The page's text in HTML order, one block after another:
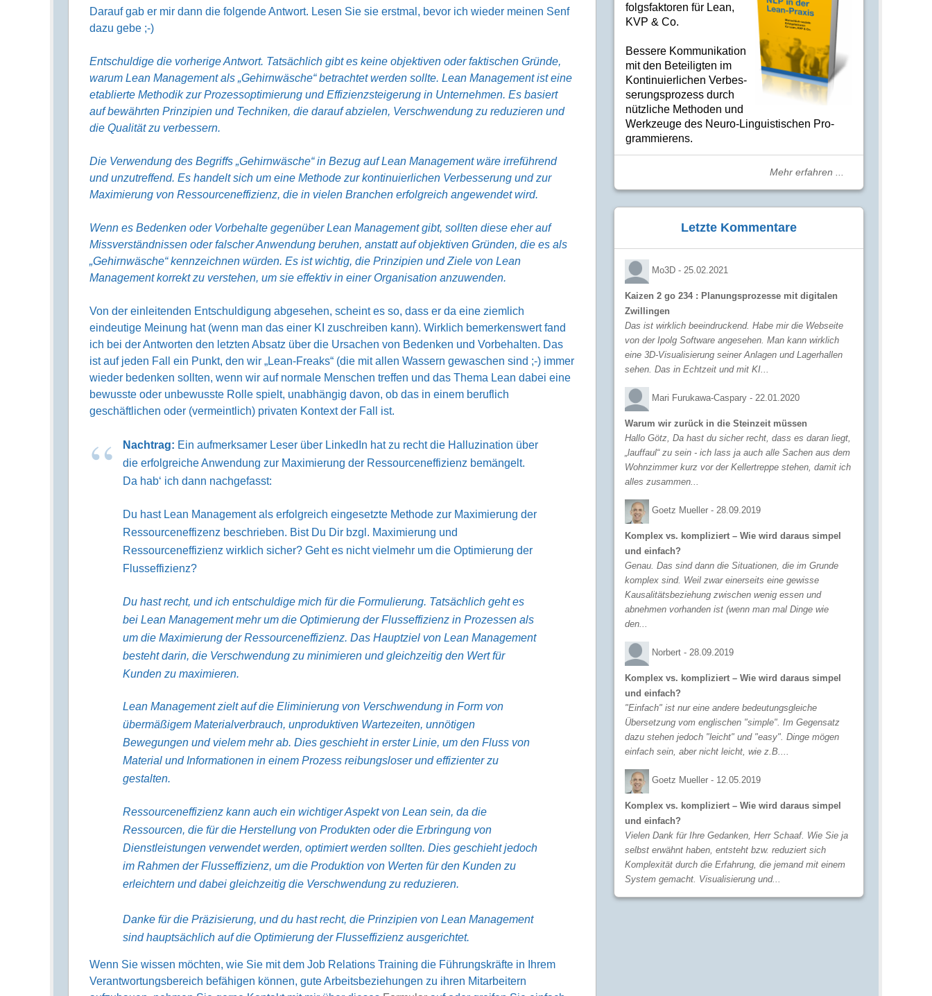
Darauf gab er mir dann die folgende Antwort. Lesen Sie sie erstmal, bevor ich wieder meinen Senf
dazu gebe ;-)
Entschuldige die vorherige Antwort. Tatsächlich gibt es keine objektiven oder faktischen Gründe,
warum Lean Management als „Gehirnwäsche“ betrachtet werden sollte. Lean Management ist eine
etablierte Methodik zur Prozessoptimierung und Effizienzsteigerung in Unternehmen. Es basiert
auf bewährten Prinzipien und Techniken, die darauf abzielen, Verschwendung zu reduzieren und
die Qualität zu verbessern.
Die Verwendung des Begriffs „Gehirnwäsche“ in Bezug auf Lean Management wäre irreführend
und unzutreffend. Es handelt sich um eine Methode zur kontinuierlichen Verbesserung und zur
Maximierung von Ressourceneffizienz, die in vielen Branchen erfolgreich angewendet wird.
Wenn es Bedenken oder Vorbehalte gegenüber Lean Management gibt, sollten diese eher auf
Missverständnissen oder falscher Anwendung beruhen, anstatt auf objektiven Gründen, die es als
„Gehirnwäsche“ kennzeichnen würden. Es ist wichtig, die Prinzipien und Ziele von Lean
Management korrekt zu verstehen, um sie effektiv in einer Organisation anzuwenden.
Von der einleitenden Entschuldigung abgesehen, scheint es so, dass er da eine ziemlich
eindeutige Meinung hat (wenn man das einer KI zuschreiben kann). Wirklich bemerkenswert fand
ich bei der Antworten den letzten Absatz über die Ursachen von Bedenken und Vorbehalten. Das
ist auf jeden Fall ein Punkt, den wir „Lean-Freaks“ (die mit allen Wassern gewaschen sind ;-) immer
wieder bedenken sollten, wenn wir auf normale Menschen treffen und das Thema Lean dabei eine
bewusste oder unbewusste Rolle spielt, unabhängig davon, ob das in einem beruflich
geschäftlichen oder (vermeintlich) privaten Kontext der Fall ist.
Nachtrag: Ein aufmerksamer Leser über LinkedIn hat zu recht die Halluzination über
die erfolgreiche Anwendung zur Maximierung der Ressourceneffizienz bemängelt.
Da hab‘ ich dann nachgefasst:
Du hast Lean Management als erfolgreich eingesetzte Methode zur Maximierung der
Ressourceneffizenz beschrieben. Bist Du Dir bzgl. Maximierung und
Ressourceneffizienz wirklich sicher? Geht es nicht vielmehr um die Optimierung der
Flusseffizienz?
Du hast recht, und ich entschuldige mich für die Formulierung. Tatsächlich geht es
bei Lean Management mehr um die Optimierung der Flusseffizienz in Prozessen als
um die Maximierung der Ressourceneffizienz. Das Hauptziel von Lean Management
besteht darin, die Verschwendung zu minimieren und gleichzeitig den Wert für
Kunden zu maximieren.
Lean Management zielt auf die Eliminierung von Verschwendung in Form von
übermäßigem Materialverbrauch, unproduktiven Wartezeiten, unnötigen
Bewegungen und vielem mehr ab. Dies geschieht in erster Linie, um den Fluss von
Material und Informationen in einem Prozess reibungsloser und effizienter zu
gestalten.
Ressourceneffizienz kann auch ein wichtiger Aspekt von Lean sein, da die
Ressourcen, die für die Herstellung von Produkten oder die Erbringung von
Dienstleistungen verwendet werden, optimiert werden sollten. Dies geschieht jedoch
im Rahmen der Flusseffizienz, um die Produktion von Werten für den Kunden zu
erleichtern und dabei gleichzeitig die Verschwendung zu reduzieren.
Danke für die Präzisierung, und du hast recht, die Prinzipien von Lean Management
sind hauptsächlich auf die Optimierung der Flusseffizienz ausgerichtet.
Wenn Sie wissen möchten, wie Sie mit dem Job Relations Training die Führungskräfte in Ihrem
Verantwortungsbereich befähigen können, gute Arbeitsbeziehungen zu ihren Mitarbeitern
folgs­fak­to­ren für Lean,
KVP & Co.
Bes­se­re Kom­­mu­­ni­ka­tion
mit den Betei­lig­ten im
Kon­ti­nuier­li­chen Ver­bes­
se­rungs­­pro­­zess durch
nütz­­liche Me­­tho­­den und
Werk­­zeuge des Neuro-Linguis­­ti­schen Pro­­
gram­­mie­­rens.
Mehr erfahren ...
Letzte Kommentare
Mo3D - 25.02.2021
Kaizen 2 go 234 : Planungsprozesse mit digitalen
Zwillingen
Das ist wirklich beeindruckend. Habe mir die Webseite
von der Ipolg Software angesehen. Man kann wirklich
eine 3D-Visualisierung seiner Anlagen und Lagerhallen
sehen. Das in Echtzeit und mit KI...
Mari Furukawa-Caspary - 22.01.2020
Warum wir zurück in die Steinzeit müssen
Hallo Götz, Da hast du sicher recht, dass es daran liegt,
„lauffaul“ zu sein - ich lass ja auch alle Sachen aus dem
Wohnzimmer kurz vor der Kellertreppe stehen, damit ich
alles zusammen...
Goetz Mueller - 28.09.2019
Komplex vs. kompliziert – Wie wird daraus simpel
und einfach?
Genau. Das sind dann die Situationen, die im Grunde
komplex sind. Weil zwar einerseits eine gewisse
Kausalitätsbeziehung zwischen wenig essen und
abnehmen vorhanden ist (wenn man mal Dinge wie
den...
Norbert - 28.09.2019
Komplex vs. kompliziert – Wie wird daraus simpel
und einfach?
"Einfach" ist nur eine andere bedeutungsgleiche
Übersetzung vom englischen "simple". Im Gegensatz
dazu stehen jedoch "leicht" und "easy". Dinge mögen
einfach sein, aber nicht leicht, wie z.B....
Goetz Mueller - 12.05.2019
Komplex vs. kompliziert – Wie wird daraus simpel
und einfach?
Vielen Dank für Ihre Gedanken, Herr Schaaf. Wie Sie ja
selbst erwähnt haben, entsteht bzw. reduziert sich
Komplexität durch die Erfahrung, die jemand mit einem
System gemacht. Visualisierung und...